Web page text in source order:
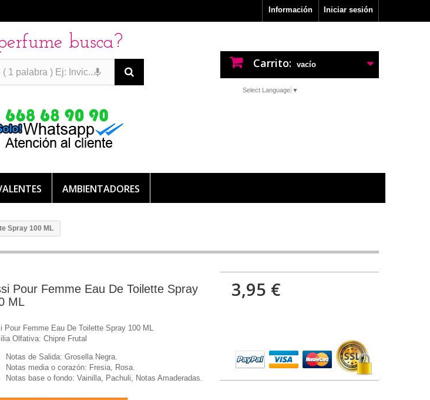
Iniciar sesión
Información
busca?
Carrito: vacío
Select Language ▼
AMBIENTADORES
Spray 100 ML
Pour Femme Eau De Toilette Spray
ML
Pour Femme Eau De Toilette Spray 100 ML
Olfativa: Chipre Frutal
Notas de Salida: Grosella Negra.
Notas media o corazón: Fresia, Rosa.
Notas base o fondo: Vainilla, Pachuli, Notas Amaderadas.
3,95 €